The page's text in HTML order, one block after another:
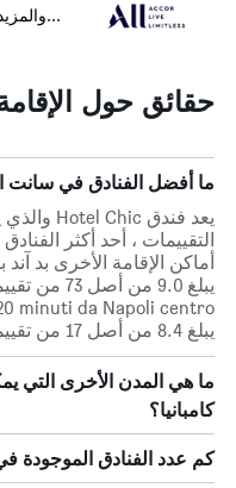
...والمزيد
حقائق حول
ما أفضل الفنادق في سانت
التقييمات ، أحد أكثر
أماكن الإقامة الأخرى بد
يبلغ 8.4 من أصل 17 من تقييمات المستخدمين.
ما هي المدن الأخرى التي
كامبانيا؟
كم عدد الفنادق الموجودة